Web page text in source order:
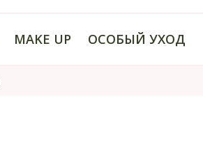
MAKE UP ОСОБЫЙ УХОД